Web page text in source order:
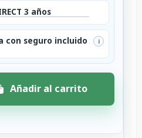
3 años
con seguro incluido i
Añadir al carrito